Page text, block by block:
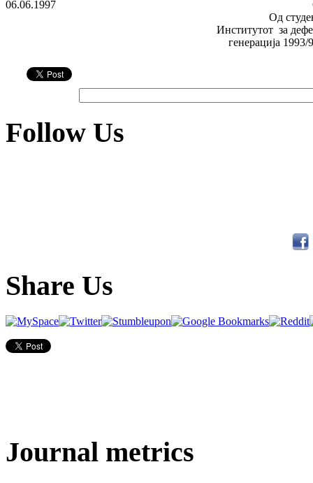
06.06.1997
Од
Институтот за
генерација 1993/
Follow Us
Share Us
Journal metrics